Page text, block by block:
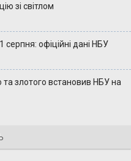
зі світлом
серпня: офіційні дані НБУ
та злотого встановив НБУ на